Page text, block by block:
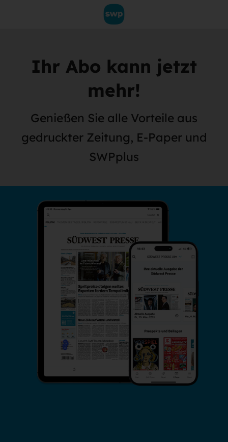
Ihr Abo kann jetzt
mehr!
Genießen Sie alle Vorteile aus
gedruckter Zeitung, E-Paper und
SWPplus